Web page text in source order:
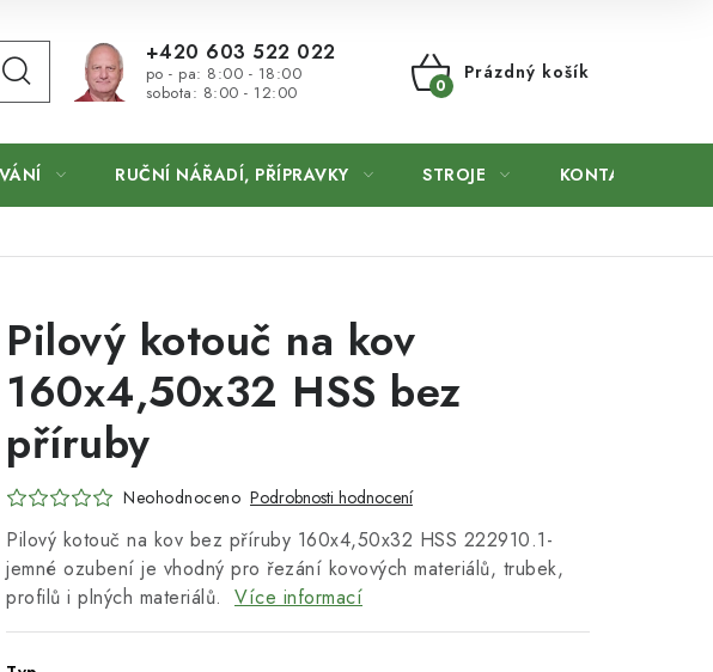
+420 603 522 022
po - pa: 8:00 - 18:00
sobota: 8:00 - 12:00
NÁKUPNÍ
Prázdný košík
RUČNÍ NÁŘADÍ, PŘÍPRAVKY STROJE KONTAKTY
Pilový kotouč na kov
160x4,50x32 HSS bez
příruby
Neohodnoceno Podrobnosti hodnocení
Pilový kotouč na kov bez příruby 160x4,50x32 HSS 222910.1-
jemné ozubení je vhodný pro řezání kovových materiálů, trubek,
profilů i plných materiálů. Více informací